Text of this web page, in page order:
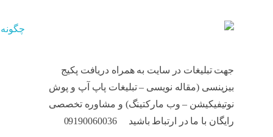
جهت تبلیغات در سایت به همراه دریافت پکیج
بیزینسی (مقاله نویسی – تبلیغات پاپ آپ و پوش
نوتیفیکیشن – وب مارکتینگ) و مشاوره تخصصی
رایگان با ما در ارتباط باشید 09190060036